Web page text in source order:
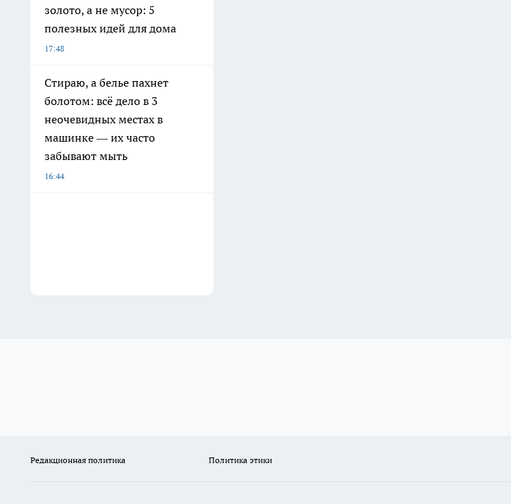
золото, а не мусор: 5
полезных идей для дома
17:48
Стираю, а белье пахнет
болотом: всё дело в 3
неочевидных местах в
машинке — их часто
забывают мыть
16:44
Редакционная политика Политика этики